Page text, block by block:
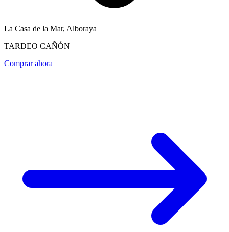
La Casa de la Mar, Alboraya
TARDEO CAÑÓN
Comprar ahora